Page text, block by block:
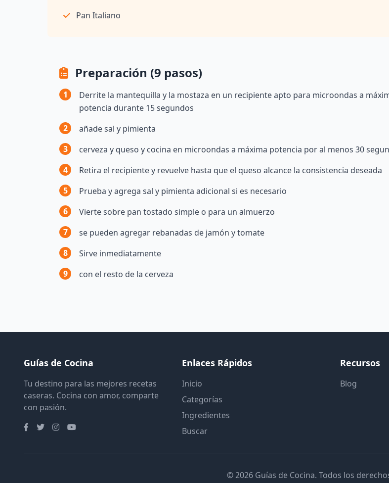
Pan Italiano
Preparación (9 pasos)
1
Derrite la mantequilla y la mostaza en un recipiente apto para microondas a
potencia durante 15 segundos
2
añade sal y pimienta
3
cerveza y queso y cocina en microondas a máxima potencia por al menos 30
4
Retira el recipiente y revuelve hasta que el queso alcance la consistencia deseada
5
Prueba y agrega sal y pimienta adicional si es necesario
6
Vierte sobre pan tostado simple o para un almuerzo
7
se pueden agregar rebanadas de jamón y tomate
8
Sirve inmediatamente
9
con el resto de la cerveza
Guías de Cocina
Tu destino para las mejores recetas
caseras. Cocina con amor, comparte
con pasión.
Enlaces Rápidos
Inicio
Categorías
Ingredientes
Buscar
Recursos
Blog
© 2026 Guías de Cocina. Todos los